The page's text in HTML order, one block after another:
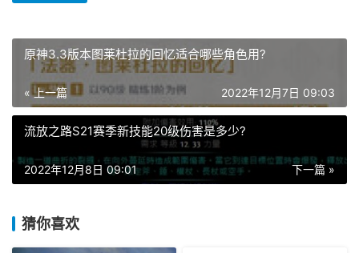
原神3.3版本图莱杜拉的回忆适合哪些角色用?
« 上一篇 2022年12月7日 09:03
流放之路S21赛季新技能20级伤害是多少?
下一篇 »
2022年12月8日 09:01
猜你喜欢